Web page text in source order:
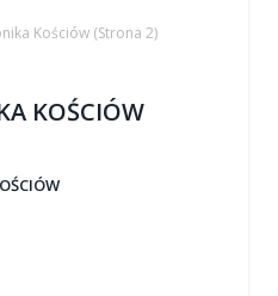
Kościów (Strona 2)
KOŚCIÓW